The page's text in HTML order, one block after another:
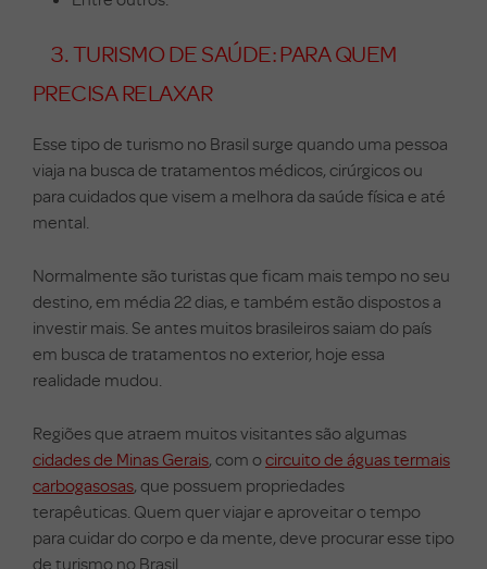
3.TURISMO DE SAÚDE: PARA QUEM
PRECISA RELAXAR
Esse tipo de turismo no Brasil surge quando uma pessoa
viaja na busca de tratamentos médicos, cirúrgicos ou
para cuidados que visem a melhora da saúde física e até
mental.
Normalmente são turistas que ficam mais tempo no seu
destino, em média 22 dias, e também estão dispostos a
investir mais. Se antes muitos brasileiros saiam do país
em busca de tratamentos no exterior, hoje essa
realidade mudou.
Regiões que atraem muitos visitantes são algumas
cidades de Minas Gerais, com ocircuito de águas termais
carbogasosas, que possuem propriedades
terapêuticas. Quem quer viajar e aproveitar o tempo
para cuidar do corpo e da mente, deve procurar esse tipo
de turismo no Brasil.